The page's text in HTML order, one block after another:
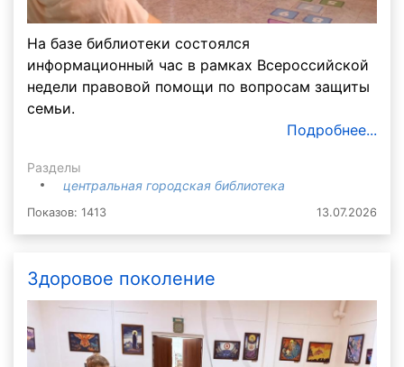
На базе библиотеки состоялся
информационный час в рамках Всероссийской
недели правовой помощи по вопросам защиты
семьи.
Подробнее...
Разделы
центральная городская библиотека
Показов: 1413 13.07.2026
Здоровое поколение